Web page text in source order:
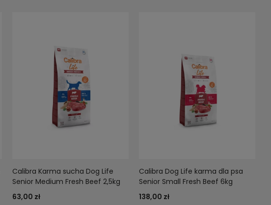
Calibra Karma sucha Dog Life
Senior Medium Fresh Beef 2,5kg
63,00 zł
Calibra Dog Life karma dla psa
Senior Small Fresh Beef 6kg
138,00 zł